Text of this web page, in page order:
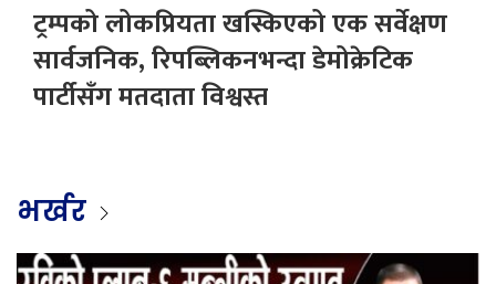
ट्रम्पको लोकप्रियता खस्किएको एक सर्वेक्षण
सार्वजनिक, रिपब्लिकनभन्दा डेमोक्रेटिक
पार्टीसँग मतदाता विश्वस्त
भर्खर